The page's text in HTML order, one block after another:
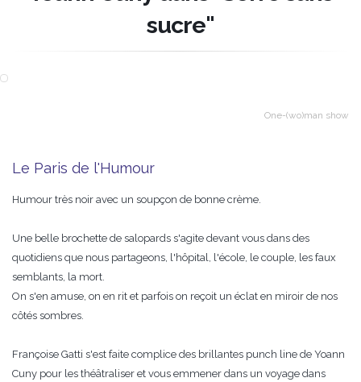
sucre"
One-(wo)man show
Le Paris de l'Humour
Humour très noir avec un soupçon de bonne crème.
Une belle brochette de salopards s'agite devant vous dans des
quotidiens que nous partageons, l'hôpital, l'école, le couple, les faux
semblants, la mort.
On s'en amuse, on en rit et parfois on reçoit un éclat en miroir de nos
côtés sombres.
Françoise Gatti s'est faite complice des brillantes punch line de Yoann
Cuny pour les théâtraliser et vous emmener dans un voyage dans